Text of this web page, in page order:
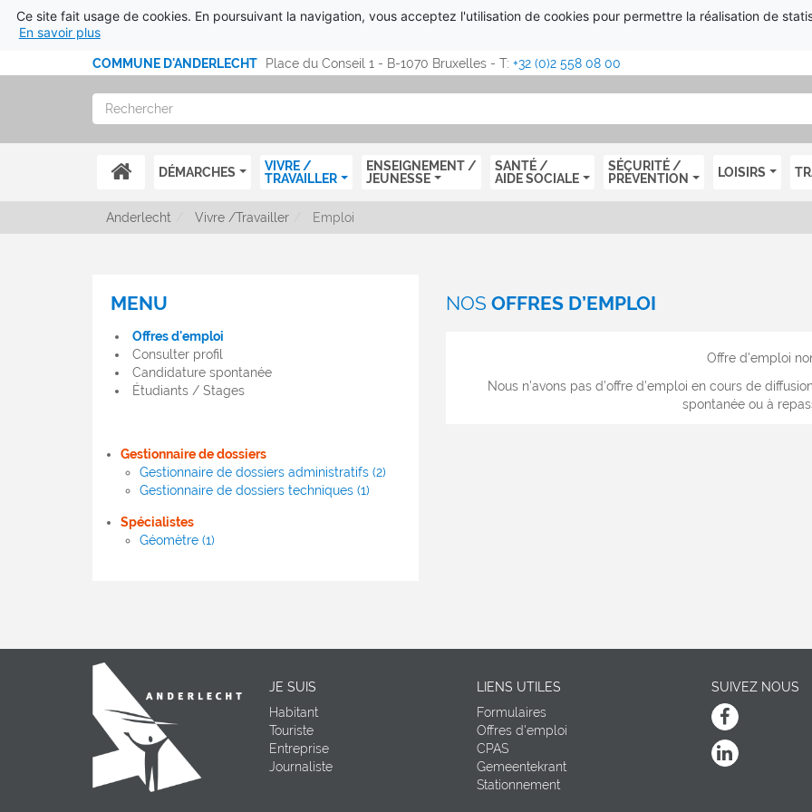
Ce site fait usage de cookies. En poursuivant la navigation, vous acceptez l'utilisation de cookies pour permettre la réalisation de
En savoir plus
Aller au contenuCOMMUNE D'ANDERLECHT Place du Conseil 1 - B-1070 Bruxelles - T: +32 (0)2 558 08 00
Rechercher
ACCUEIL
DÉMARCHES
VIVRE /
TRAVAILLER
ENSEIGNEMENT /
JEUNESSE
SANTÉ /
AIDE SOCIALE
SÉCURITÉ /
PRÉVENTION
LOISIRS
Anderlecht Vivre /Travailler Emploi
MENU
D'EMPLOI
MENU
Offres d'emploi
Consulter profil
Candidature spontanée
Étudiants / Stages
Gestionnaire de dossiers
Gestionnaire de dossiers administratifs (2)
Gestionnaire de dossiers techniques (1)
Spécialistes
Géomètre (1)
NOS OFFRES D’EMPLOI
Offre d'emploi
Nous n’avons pas d’offre d’emploi en cours de
spontanée ou à
JE SUIS
Habitant
Touriste
Entreprise
Journaliste
LIENS UTILES
Formulaires
Offres d'emploi
CPAS
Gemeentekrant
Stationnement
SUIVEZ NOUS
Facebook
Linkedin